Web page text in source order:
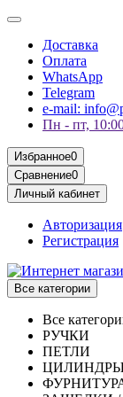
Доставка
Оплата
WhatsApp
Telegram
e-mail:
Пн - пт,
Избранное0
Сравнение0
Личный кабинет
Авторизация
Регистрация
Все категории
Все
РУЧКИ
ПЕТЛИ